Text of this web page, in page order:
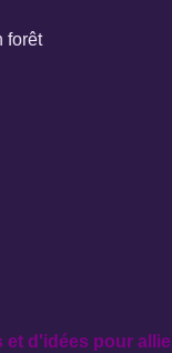
forêt
d'idées pour